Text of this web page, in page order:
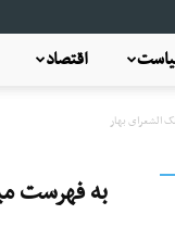
اقتصاد
الشعرای بهار
به فهرست